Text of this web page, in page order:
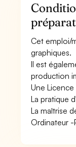
Cet emploi/
graphiques.
Il est
production
Une
La pratique
La maîtrise
Ordinateur -